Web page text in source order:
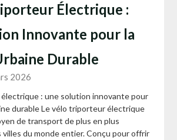
Électrique :
Innovante pour la
Durable
2026
: une solution innovante pour
durable Le vélo triporteur électrique
de transport de plus en plus
villes du monde entier. Conçu pour offrir